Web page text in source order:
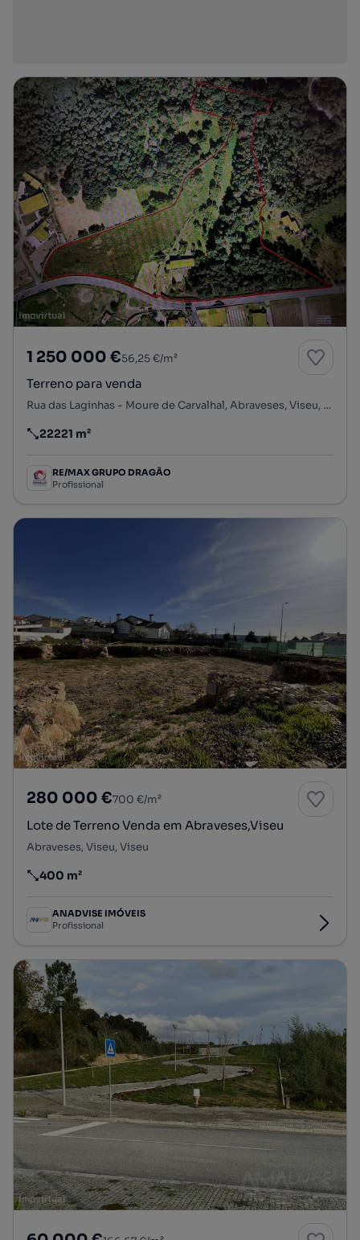
1 250 000 €56,25 €/m²
Terreno para venda
Rua das Laginhas - Moure de Carvalhal, Abraveses, Viseu, Viseu
Preço por metro quadrado
22221 m²
RE/MAX GRUPO DRAGÃO
Profissional
280 000 €700 €/m²
Lote de Terreno Venda em Abraveses,Viseu
Abraveses, Viseu, Viseu
Preço por metro quadrado
400 m²
ANADVISE IMÓVEIS
Profissional